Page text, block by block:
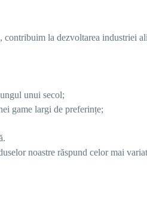
la dezvoltarea industriei
unui secol;
game largi de preferințe;
noastre răspund celor mai